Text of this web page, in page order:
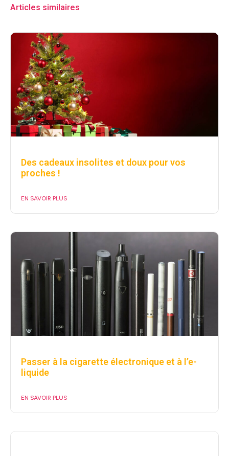
Articles similaires
Des cadeaux insolites et doux pour vos
proches !
EN SAVOIR PLUS
Passer à la cigarette électronique et à l’e-
liquide
EN SAVOIR PLUS